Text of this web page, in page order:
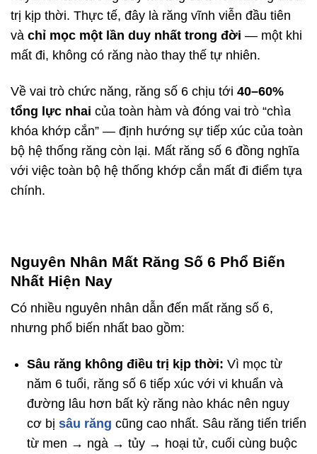
trị kịp thời. Thực tế, đây là răng vĩnh viễn đầu tiên
và chỉ mọc một lần duy nhất trong đời — một khi
mất đi, không có răng nào thay thế tự nhiên.
Về vai trò chức năng, răng số 6 chịu tới 40–60%
tổng lực nhai của toàn hàm và đóng vai trò “chìa
khóa khớp cắn” — định hướng sự tiếp xúc của toàn
bộ hệ thống răng còn lại. Mất răng số 6 đồng nghĩa
với việc toàn bộ hệ thống khớp cắn mất đi điểm tựa
chính.
Nguyên Nhân Mất Răng Số 6 Phổ Biến
Nhất Hiện Nay
Có nhiều nguyên nhân dẫn đến mất răng số 6,
nhưng phổ biến nhất bao gồm:
Sâu răng không điều trị kịp thời: Vì mọc từ
năm 6 tuổi, răng số 6 tiếp xúc với vi khuẩn và
đường lâu hơn bất kỳ răng nào khác nên nguy
cơ bị sâu răng cũng cao nhất. Sâu răng tiến triển
từ men → ngà → tủy → hoại tử, cuối cùng buộc